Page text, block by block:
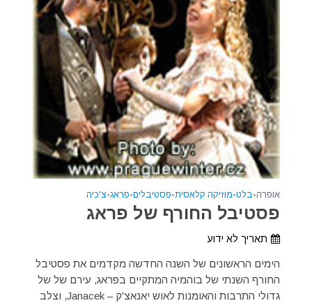
אופרה•בלט•מוזיקה קלאסית•פסטיבלים•פראג•צ'כיה
פסטיבל החורף של פראג
תאריך לא ידוע
הימים הראשונים של השנה החדשה מקדמים את פסטיבל
החורף השנתי של בוהמיה המתקיים בפראג, עירם של של
גדולי התרבות והאומנות לאוש יאנאצ'ק – Janacek, וצלב